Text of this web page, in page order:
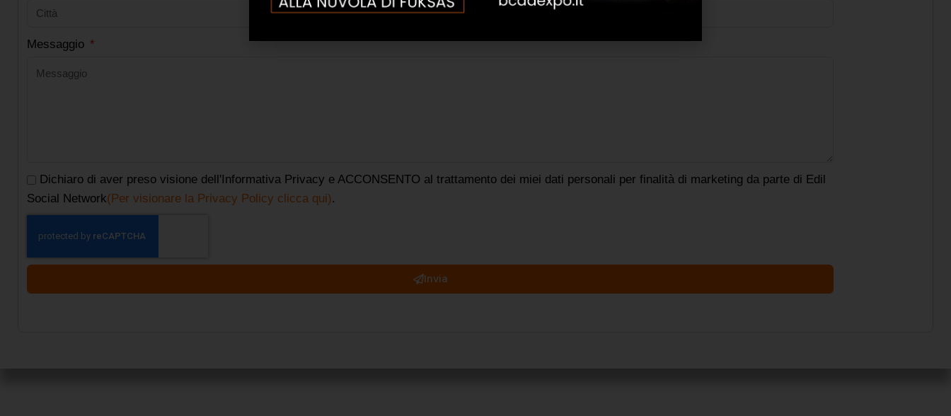
Messaggio
Dichiaro di aver preso visione dell'Informativa Privacy e ACCONSENTO al trattamento dei miei dati personali per finalità di marketing da parte di Edil
Social Network(Per visionare la Privacy Policy clicca qui).
Invia